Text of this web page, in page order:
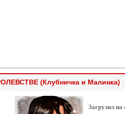
(Клубничка и Малинка)
Загрузил на